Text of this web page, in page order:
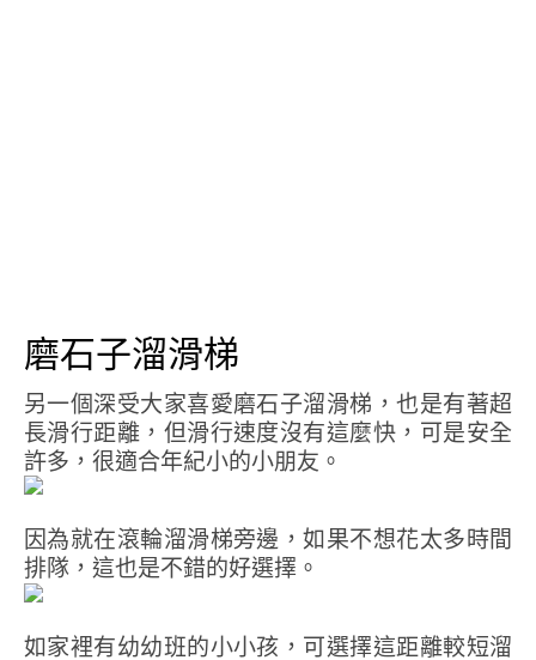
磨石子溜滑梯
另一個深受大家喜愛磨石子溜滑梯，也是有著超
長滑行距離，但滑行速度沒有這麼快，可是安全
許多，很適合年紀小的小朋友。
因為就在滾輪溜滑梯旁邊，如果不想花太多時間
排隊，這也是不錯的好選擇。
如家裡有幼幼班的小小孩，可選擇這距離較短溜